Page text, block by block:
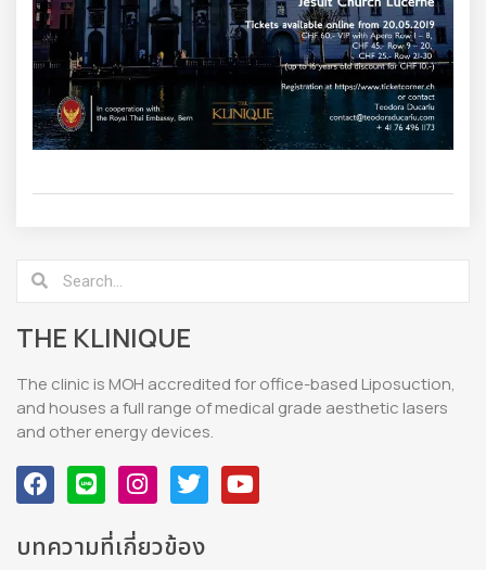
THE KLINIQUE
The clinic is MOH accredited for office-based Liposuction,
and houses a full range of medical grade aesthetic lasers
and other energy devices.
บทความที่เกี่ยวข้อง